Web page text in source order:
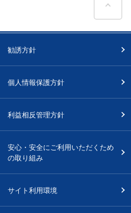
勧誘方針
個人情報保護方針
利益相反管理方針
安心・安全にご利用いただくため
の取り組み
サイト利用環境